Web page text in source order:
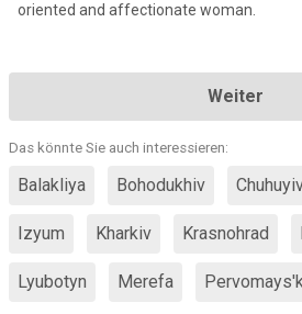
oriented and affectionate woman.
Weiter
Das könnte Sie auch interessieren:
Balakliya Bohodukhiv
Izyum Kharkiv Krasnohrad
Lyubotyn Merefa